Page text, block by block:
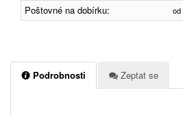
Poštovné na dobírku:
od
Podrobnosti Zeptat se